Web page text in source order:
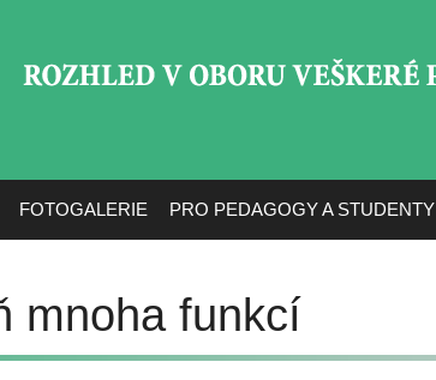
FOTOGALERIE PRO PEDAGOGY A STUDENTY
mnoha funkcí